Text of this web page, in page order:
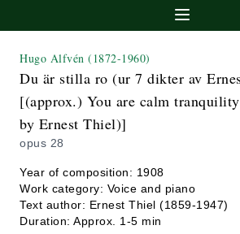
Hugo Alfvén (1872-1960)
Du är stilla ro (ur 7 dikter av
[(approx.) You are calm
by Ernest Thiel)]
opus 28
Year of composition: 1908
Work category: Voice and piano
Text author: Ernest Thiel (1859-1947)
Duration: Approx. 1-5 min